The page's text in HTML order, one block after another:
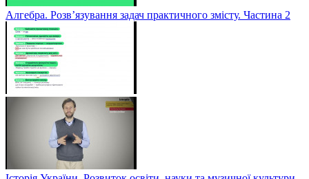
Алгебра. Розв’язування задач практичного змісту. Частина 2